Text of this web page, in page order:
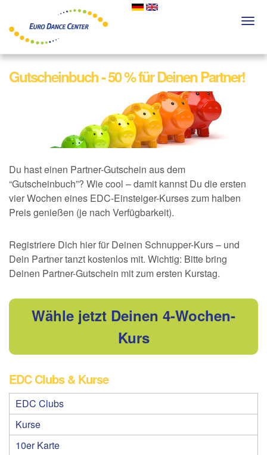
main
Gutscheinbuch - 50 % für Deinen Partner!
Du hast einen Partner-Gutschein aus dem
“Gutscheinbuch”? Wie cool – damit kannst Du die ersten
vier Wochen eines EDC-Einsteiger-Kurses zum halben
Preis genießen (je nach Verfügbarkeit).
Registriere Dich hier für Deinen Schnupper-Kurs – und
Dein Partner tanzt kostenlos mit. Wichtig: Bitte bring
Deinen Partner-Gutschein mit zum ersten Kurstag.
Wähle jetzt Deinen 4-Wochen-
Kurs
EDC Clubs & Kurse
EDC Clubs
Kurse
10er Karte